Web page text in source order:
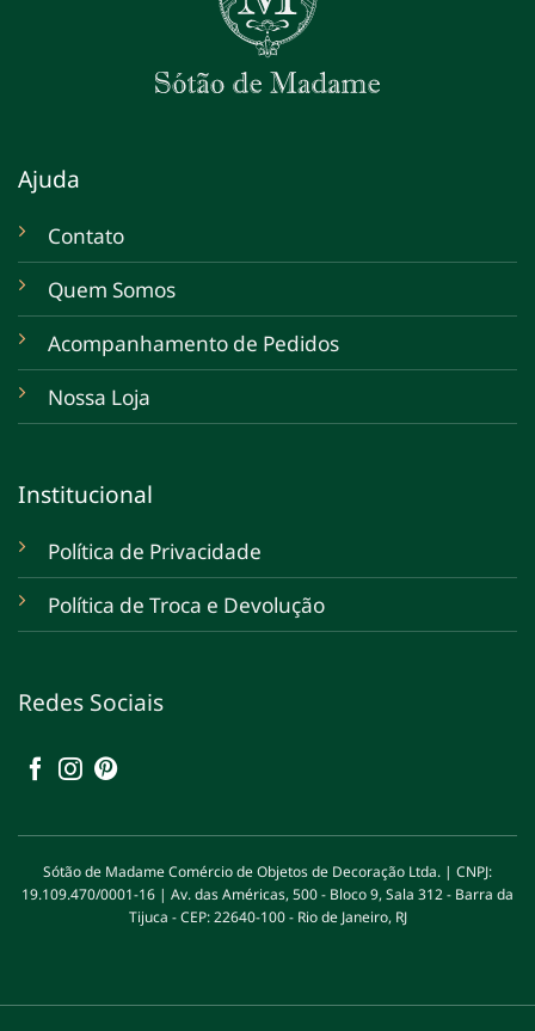
Ajuda
Contato
Quem Somos
Acompanhamento de Pedidos
Nossa Loja
Institucional
Política de Privacidade
Política de Troca e Devolução
Redes Sociais
Sótão de Madame Comércio de Objetos de Decoração Ltda. | CNPJ:
19.109.470/0001-16 | Av. das Américas, 500 - Bloco 9, Sala 312 - Barra da
Tijuca - CEP: 22640-100 - Rio de Janeiro, RJ